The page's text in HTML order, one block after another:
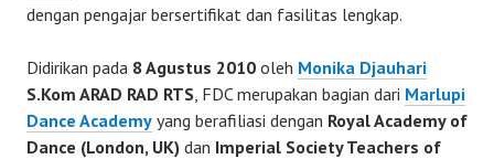
dengan pengajar bersertifikat dan fasilitas lengkap.
Didirikan pada 8 Agustus 2010 oleh Monika Djauhari
S.Kom ARAD RAD RTS , FDC merupakan bagian dari Marlupi
Dance Academy yang berafiliasi dengan Royal Academy of
Dance (London, UK) dan Imperial Society Teachers of